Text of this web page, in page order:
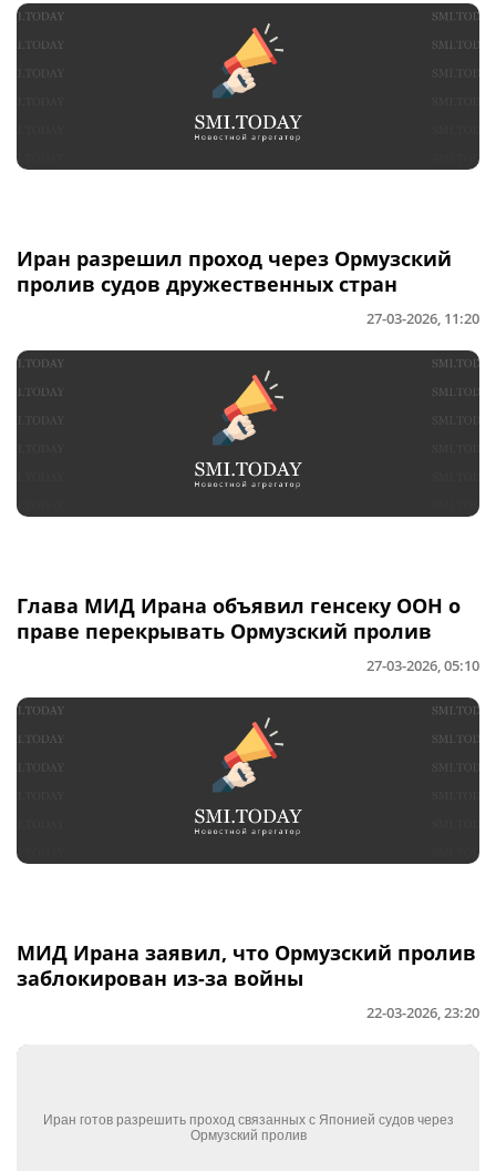
Иран разрешил проход через Ормузский
пролив судов дружественных стран
27-03-2026, 11:20
Глава МИД Ирана объявил генсеку ООН о
праве перекрывать Ормузский пролив
27-03-2026, 05:10
МИД Ирана заявил, что Ормузский пролив
заблокирован из-за войны
22-03-2026, 23:20